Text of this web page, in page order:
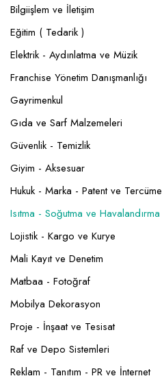
Bilgiişlem ve İletişim
Eğitim ( Tedarik )
Elektrik - Aydınlatma ve Müzik
Franchise Yönetim Danışmanlığı
Gayrimenkul
Gıda ve Sarf Malzemeleri
Güvenlik - Temizlik
Giyim - Aksesuar
Hukuk - Marka - Patent ve Tercüme
Isıtma - Soğutma ve Havalandırma
Lojistik - Kargo ve Kurye
Mali Kayıt ve Denetim
Matbaa - Fotoğraf
Mobilya Dekorasyon
Proje - İnşaat ve Tesisat
Raf ve Depo Sistemleri
Reklam - Tanıtım - PR ve İnternet